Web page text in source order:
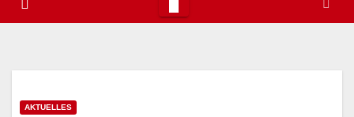
AKTUELLES